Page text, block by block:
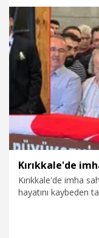
5.07.2026 Dünya
Kırıkkale'de imha
hayatını kaybeden